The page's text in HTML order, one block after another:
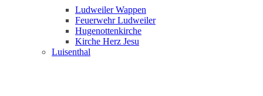
Ludweiler Wappen
Feuerwehr Ludweiler
Hugenottenkirche
Kirche Herz Jesu
Luisenthal